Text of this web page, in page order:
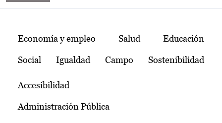
Temas
Economía y empleo Salud Educación
Social Igualdad Campo Sostenibilidad
Accesibilidad
Administración Pública